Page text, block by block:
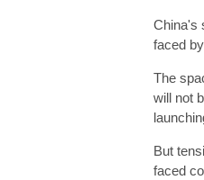
China's
faced
The
will not
But
faced